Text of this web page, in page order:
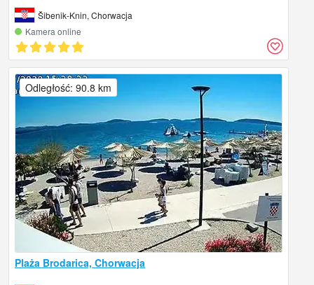
Šibenik-Knin, Chorwacja
Kamera online
Plaża Brodarica, Chorwacja
Odległość: 90.8 km